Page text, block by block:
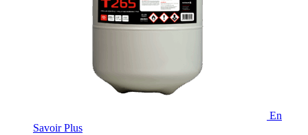
En
Savoir Plus